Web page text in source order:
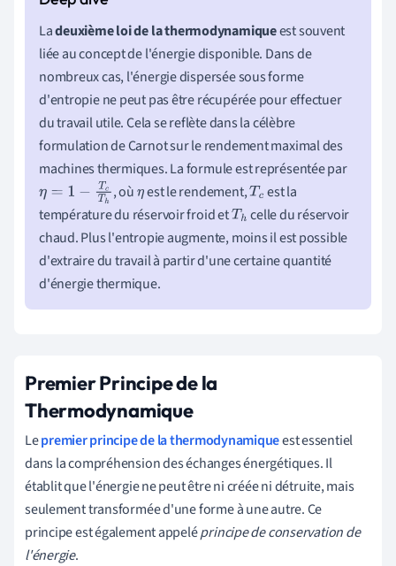
Ladeuxième loi de la thermodynamiqueest souvent
liée au concept de l'énergie disponible. Dans de
nombreux cas, l'énergie dispersée sous forme
d'entropie ne peut pas être récupérée pour effectuer
du travail utile. Cela se reflète dans la célèbre
formulation de Carnot sur le rendement maximal des
machines thermiques. La formule est représentée par
η=1− TcTh , oùηest le rendement,Tc est la
température du réservoir froid etThcelle du réservoir
chaud. Plus l'entropie augmente, moins il est possible
d'extraire du travail à partir d'une certaine quantité
d'énergie thermique.
Premier Principe de la
Thermodynamique
Lepremier principe de la thermodynamiqueest essentiel
dans la compréhension des échanges énergétiques. Il
établit que l'énergie ne peut être ni créée ni détruite, mais
seulement transformée d'une forme à une autre. Ce
principe est également appeléprincipe de conservation de
l'énergie.